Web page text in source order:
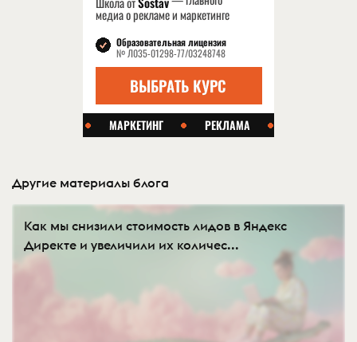
Другие материалы блога
Как мы снизили стоимость лидов в Яндекс
Директе и увеличили их количес...